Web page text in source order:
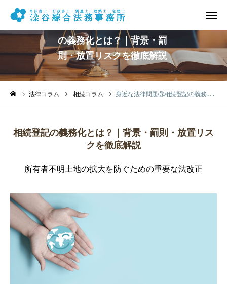
の義務化とは？｜背景・罰
則・放置リスクを徹底解説
法律コラム 相続コラム 身近な法律問題③相続登記の義務化とは？｜背景・罰則・放置リスクを徹底解説
相続登記の義務化とは？｜背景・罰則・放置リス
クを徹底解説
所有者不明土地の拡大を防ぐための重要な法改正
電話予約 メール予約
営業時間 アクセス
遺言等業務
不動産登記業務
その他の業務
事務所からのお知らせ
法律コラム